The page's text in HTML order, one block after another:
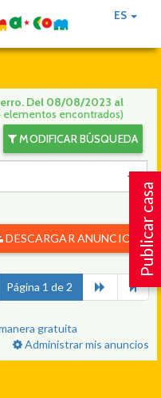
ES
Publicar casa
Del 08/08/2023 al
elementos encontrados)
MODIFICAR BÚSQUEDA
DESCARGAR ANUNCIOS
Página 1 de 2
gratuita
Administrar mis anuncios